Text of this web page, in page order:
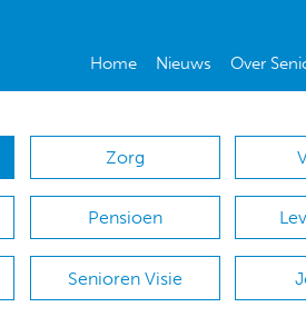
Home Nieuws Over
Zorg
Pensioen
Senioren Visie